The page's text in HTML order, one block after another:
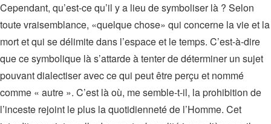
Cependant, qu’est-ce qu’il y a lieu de symboliser là ? Selon
toute vraisemblance, «quelque chose» qui concerne la vie et la
mort et qui se délimite dans l’espace et le temps. C’est-à-dire
que ce symbolique là s’attarde à tenter de déterminer un sujet
pouvant dialectiser avec ce qui peut être perçu et nommé
comme « autre ». C’est là où, me semble-t-il, la prohibition de
l’inceste rejoint le plus la quotidienneté de l’Homme. Cet